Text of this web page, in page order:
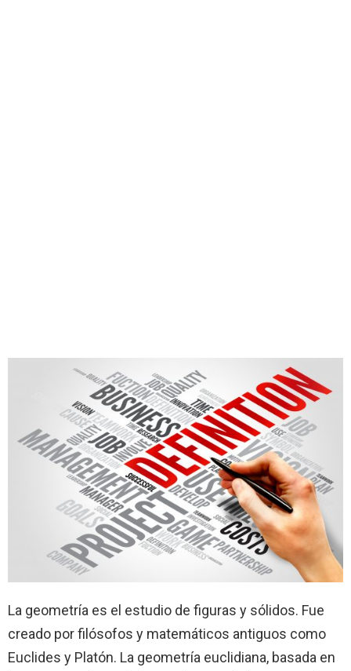
La geometría es el estudio de figuras y sólidos. Fue
creado por filósofos y matemáticos antiguos como
Euclides y Platón. La geometría euclidiana, basada en